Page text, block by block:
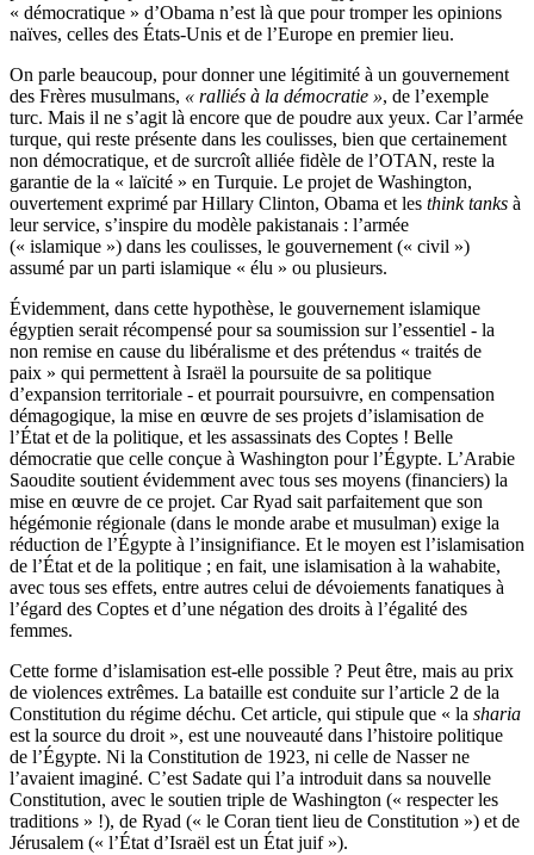
« démocratique » d’Obama n’est là que pour tromper les opinions
naïves, celles des États-Unis et de l’Europe en premier lieu.
On parle beaucoup, pour donner une légitimité à un gouvernement
des Frères musulmans, « ralliés à la démocratie », de l’exemple
turc. Mais il ne s’agit là encore que de poudre aux yeux. Car l’armée
turque, qui reste présente dans les coulisses, bien que certainement
non démocratique, et de surcroît alliée fidèle de l’OTAN, reste la
garantie de la « laïcité » en Turquie. Le projet de Washington,
ouvertement exprimé par Hillary Clinton, Obama et les think tanks à
leur service, s’inspire du modèle pakistanais : l’armée
(« islamique ») dans les coulisses, le gouvernement (« civil »)
assumé par un parti islamique « élu » ou plusieurs.
Évidemment, dans cette hypothèse, le gouvernement islamique
égyptien serait récompensé pour sa soumission sur l’essentiel - la
non remise en cause du libéralisme et des prétendus « traités de
paix » qui permettent à Israël la poursuite de sa politique
d’expansion territoriale - et pourrait poursuivre, en compensation
démagogique, la mise en œuvre de ses projets d’islamisation de
l’État et de la politique, et les assassinats des Coptes ! Belle
démocratie que celle conçue à Washington pour l’Égypte. L’Arabie
Saoudite soutient évidemment avec tous ses moyens (financiers) la
mise en œuvre de ce projet. Car Ryad sait parfaitement que son
hégémonie régionale (dans le monde arabe et musulman) exige la
réduction de l’Égypte à l’insignifiance. Et le moyen est l’islamisation
de l’État et de la politique ; en fait, une islamisation à la wahabite,
avec tous ses effets, entre autres celui de dévoiements fanatiques à
l’égard des Coptes et d’une négation des droits à l’égalité des
femmes.
Cette forme d’islamisation est-elle possible ? Peut être, mais au prix
de violences extrêmes. La bataille est conduite sur l’article 2 de la
Constitution du régime déchu. Cet article, qui stipule que « la sharia
est la source du droit », est une nouveauté dans l’histoire politique
de l’Égypte. Ni la Constitution de 1923, ni celle de Nasser ne
l’avaient imaginé. C’est Sadate qui l’a introduit dans sa nouvelle
Constitution, avec le soutien triple de Washington (« respecter les
traditions » !), de Ryad (« le Coran tient lieu de Constitution ») et de
Jérusalem (« l’État d’Israël est un État juif »).